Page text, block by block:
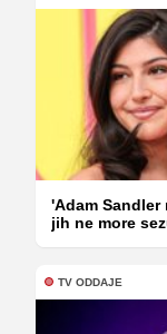
'Adam
jih ne more
TV ODDAJE